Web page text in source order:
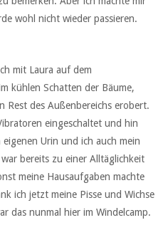
wohl nicht wieder passieren.
mit Laura auf dem
kühlen Schatten der Bäume,
Rest des Außenbereichs erobert.
eingeschaltet und hin
Urin und ich auch mein
bereits zu einer Alltäglichkeit
meine Hausaufgaben machte
ich jetzt meine Pisse und Wichse
das nunmal hier im Windelcamp.